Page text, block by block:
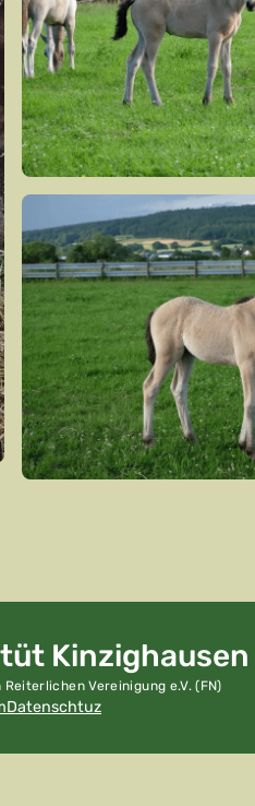
Kinzighausen
Vereinigung e.V. (FN)
Datenschtuz